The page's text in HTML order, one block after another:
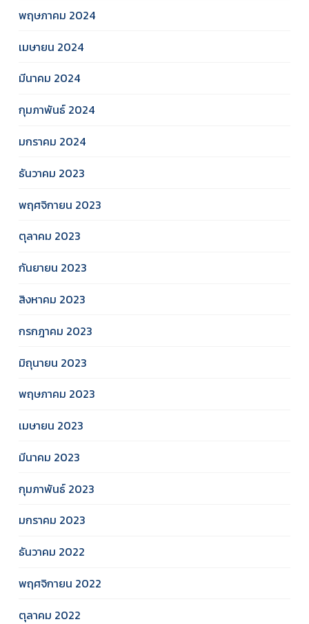
พฤษภาคม 2024
เมษายน 2024
มีนาคม 2024
กุมภาพันธ์ 2024
มกราคม 2024
ธันวาคม 2023
พฤศจิกายน 2023
ตุลาคม 2023
กันยายน 2023
สิงหาคม 2023
กรกฎาคม 2023
มิถุนายน 2023
พฤษภาคม 2023
เมษายน 2023
มีนาคม 2023
กุมภาพันธ์ 2023
มกราคม 2023
ธันวาคม 2022
พฤศจิกายน 2022
ตุลาคม 2022